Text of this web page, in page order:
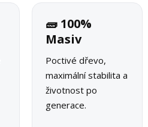
🧱 100%
Masiv
Poctivé dřevo,
maximální stabilita a
životnost po
generace.